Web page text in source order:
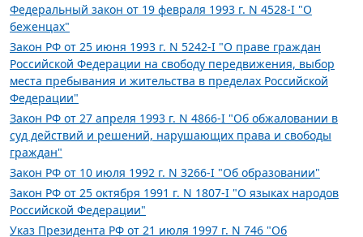
Федеральный закон от 19 февраля 1993 г. N 4528-I "О
беженцах"
Закон РФ от 25 июня 1993 г. N 5242-I "О праве граждан
Российской Федерации на свободу передвижения, выбор
места пребывания и жительства в пределах Российской
Федерации"
Закон РФ от 27 апреля 1993 г. N 4866-I "Об обжаловании в
суд действий и решений, нарушающих права и свободы
граждан"
Закон РФ от 10 июля 1992 г. N 3266-I "Об образовании"
Закон РФ от 25 октября 1991 г. N 1807-I "О языках народов
Российской Федерации"
Указ Президента РФ от 21 июля 1997 г. N 746 "Об